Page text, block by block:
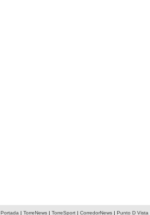
Portada | TorreNews| TorreSport| CorredorNews| Punto D Vista